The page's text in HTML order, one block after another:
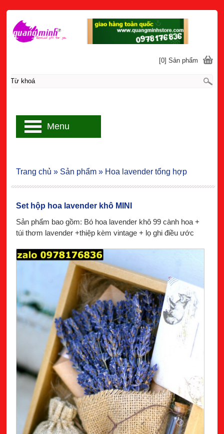
Set hộp hoa lavender khô MINI
Sản phẩm bao gồm: Bó hoa lavender khô 99 cành hoa +
túi thơm lavender +thiệp kèm vintage + lọ ghi điều ước
Trang chủ » Sản phẩm » Hoa lavender tổng hợp
[0] Sản phẩm
Menu